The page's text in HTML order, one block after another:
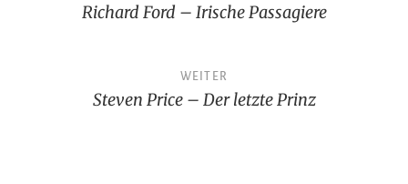
Richard Ford – Irische Passagiere
WEITER
Steven Price – Der letzte Prinz